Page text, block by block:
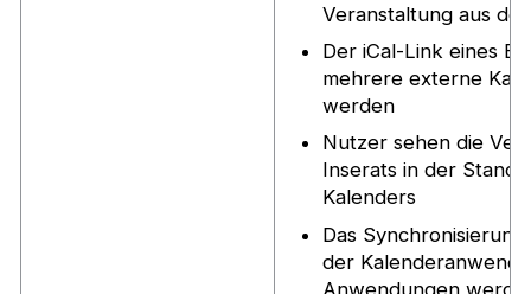
Veranstaltung aus
Der iCal-Link eines
mehrere externe
werden
Nutzer sehen die
Inserats in der
Kalenders
Das
der
Anwendungen